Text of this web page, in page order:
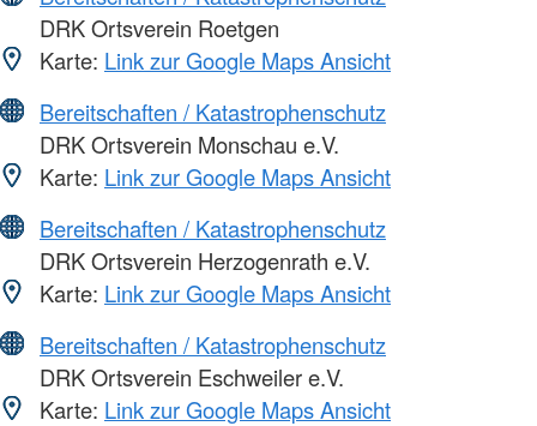
DRK Ortsverein Roetgen
Karte: Link zur Google Maps Ansicht
Bereitschaften / Katastrophenschutz
DRK Ortsverein Monschau e.V.
Karte: Link zur Google Maps Ansicht
Bereitschaften / Katastrophenschutz
DRK Ortsverein Herzogenrath e.V.
Karte: Link zur Google Maps Ansicht
Bereitschaften / Katastrophenschutz
DRK Ortsverein Eschweiler e.V.
Karte: Link zur Google Maps Ansicht